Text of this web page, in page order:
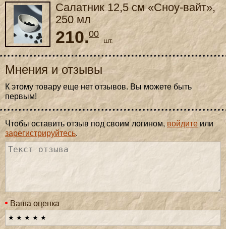
Салатник 12,5 см «Сноу-вайт»,
250 мл
210.00
шт.
Мнения и отзывы
К этому товару еще нет отзывов. Вы можете быть
первым!
Чтобы оставить отзыв под своим логином, войдите или
зарегистрируйтесь.
Ваша оценка